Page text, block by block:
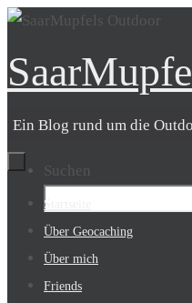
Zum
springen
Ein Blog rund um die
Suchen
Zum
Inhalt
springen
Startseite
Über Geocaching
Über mich
Friends